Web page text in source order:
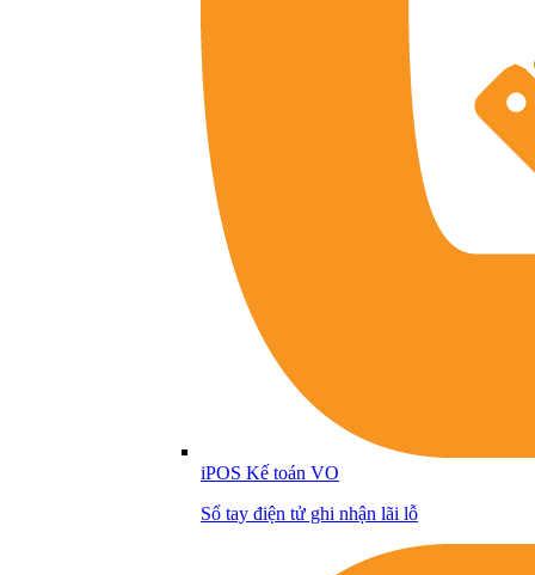
iPOS Kế toán VO
Sổ tay điện tử ghi nhận lãi lỗ